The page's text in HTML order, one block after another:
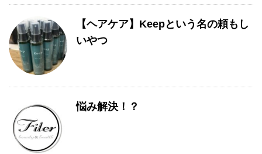
【ヘアケア】Keepという名の頼もし
いやつ
悩み解決！？